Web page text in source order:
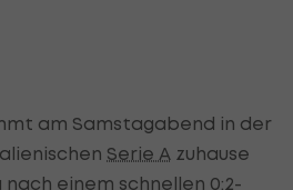
am Samstagabend in der
Serie A zuhause
einem schnellen 0:2-